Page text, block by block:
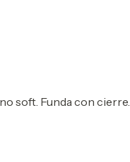
soft. Funda con cierre.